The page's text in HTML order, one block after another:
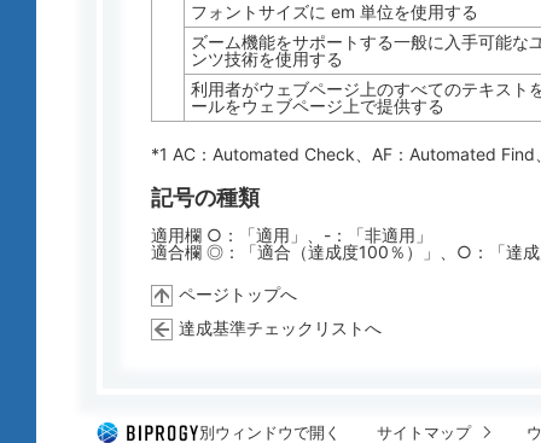
フォントサイズに em 単位を使用する
ズーム機能をサポートする一般に入手可能な
ンツ技術を使用する
利用者がウェブページ上のすべてのテキス
ールをウェブページ上で提供する
*1 AC： Automated Check 、AF： Automated Find
記号の種類
適用欄 ○：「適用」、-：「非適用」
適合欄 ◎：「適合（達成度100％）」、○：「達
ページトップへ
達成基準チェックリストへ
別ウィンドウで開く サイトマップ